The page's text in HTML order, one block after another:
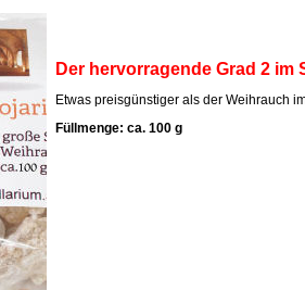
Der hervorragende Grad 2
Etwas preisgünstiger als der Weihrauch
Füllmenge: ca. 100 g